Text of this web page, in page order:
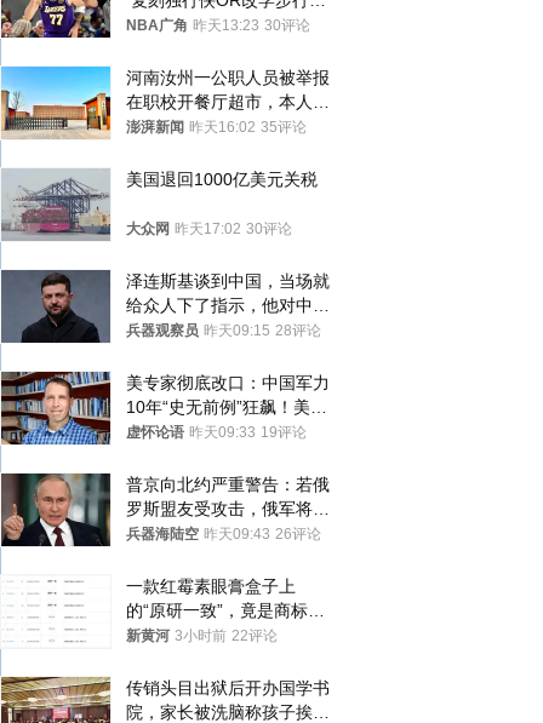
者？
NBA广角 昨天13:23 30评论
河南汝州一公职人员被举报
在职校开餐厅超市，本人回
应称“是给别人帮忙”
澎湃新闻 昨天16:02 35评论
美国退回1000亿美元关税
大众网 昨天17:02 30评论
泽连斯基谈到中国，当场就
给众人下了指示，他对中国
和中乌关系，显然又有了新
兵器观察员 昨天09:15 28评论
美专家彻底改口：中国军力
10年“史无前例”狂飙！美军
真慌了
虚怀论语 昨天09:33 19评论
普京向北约严重警告：若俄
罗斯盟友受攻击，俄军将动
用核武器保护
兵器海陆空 昨天09:43 26评论
一款红霉素眼膏盒子上
的“原研一致”，竟是商标！
律师：极易误导消费者；网
新黄河 3小时前 22评论
传销头目出狱后开办国学书
院，家长被洗脑称孩子挨打